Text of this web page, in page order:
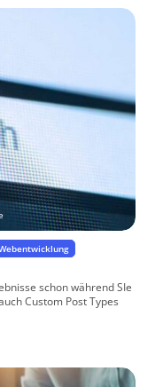
schon während SIe
Custom Post Types